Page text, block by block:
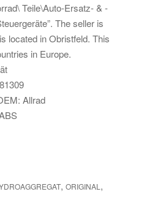
Teile\Auto-Ersatz- & -
The seller is
located in Obristfeld. This
in Europe.
Allrad
, ORIGINAL ,